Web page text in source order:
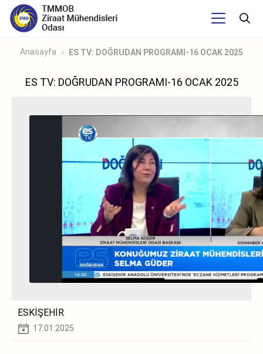
Anasayfa ES TV: DOĞRUDAN PROGRAMI-16 OCAK 2025
ES TV: DOĞRUDAN PROGRAMI-16 OCAK 2025
ESKİŞEHİR
17.01.2025